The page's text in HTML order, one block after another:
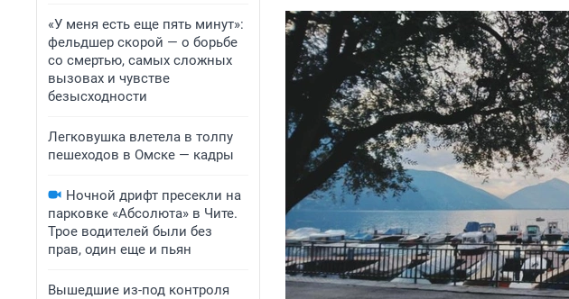
«У меня есть еще пять минут»:
фельдшер скорой — о борьбе
со смертью, самых сложных
вызовах и чувстве
безысходности
Легковушка влетела в толпу
пешеходов в Омске — кадры
Ночной дрифт пресекли на
парковке «Абсолюта» в Чите.
Трое водителей были без
прав, один еще и пьян
Вышедшие из-под контроля